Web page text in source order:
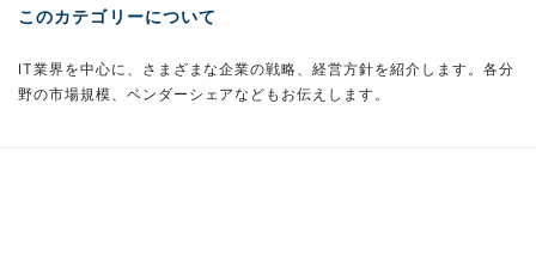
このカテゴリーについて
IT業界を中心に、さまざまな企業の戦略、経営方針を紹介します。各分
野の市場規模、ベンダーシェアなどもお伝えします。